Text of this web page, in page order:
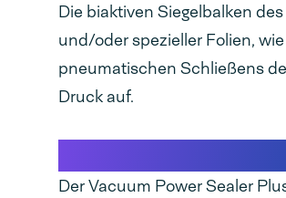
Die biaktiven Siegelbalken
und/oder spezieller Folien,
pneumatischen Schließens
Druck auf.
Der Vacuum Power Sealer